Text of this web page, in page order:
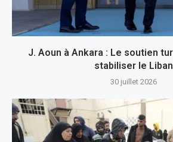
J. Aoun à Ankara : Le soutien
stabiliser le Liban
30 juillet 2026